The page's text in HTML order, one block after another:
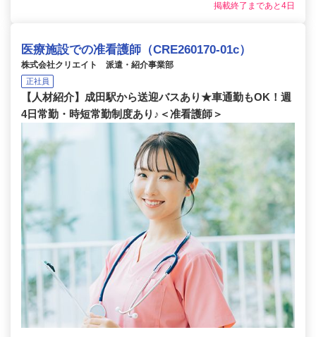
掲載終了まであと4日
医療施設での准看護師（CRE260170-01c）
株式会社クリエイト 派遣・紹介事業部
正社員
【人材紹介】成田駅から送迎バスあり★車通勤もOK！週
4日常勤・時短常勤制度あり♪＜准看護師＞